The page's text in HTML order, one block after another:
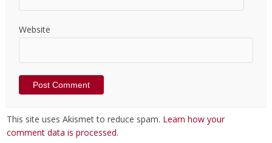
Website
This site uses Akismet to reduce spam. Learn how your
comment data is processed.